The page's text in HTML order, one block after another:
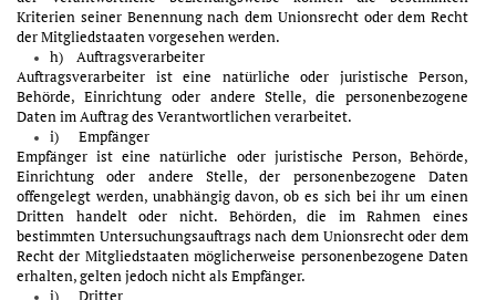
Kriterien seiner Benennung nach dem Unionsrecht oder dem Recht
der Mitgliedstaaten vorgesehen werden.
h) Auftragsverarbeiter
Auftragsverarbeiter ist eine natürliche oder juristische Person,
Behörde, Einrichtung oder andere Stelle, die personenbezogene
Daten im Auftrag des Verantwortlichen verarbeitet.
i) Empfänger
Empfänger ist eine natürliche oder juristische Person, Behörde,
Einrichtung oder andere Stelle, der personenbezogene Daten
offengelegt werden, unabhängig davon, ob es sich bei ihr um einen
Dritten handelt oder nicht. Behörden, die im Rahmen eines
bestimmten Untersuchungsauftrags nach dem Unionsrecht oder dem
Recht der Mitgliedstaaten möglicherweise personenbezogene Daten
erhalten, gelten jedoch nicht als Empfänger.
j) Dritter